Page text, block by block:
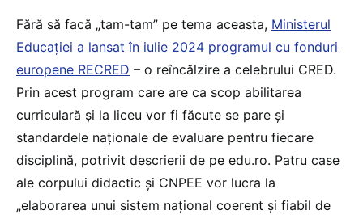
Fără să facă „tam-tam” pe tema aceasta, Ministerul
Educației a lansat în iulie 2024 programul cu fonduri
europene RECRED – o reîncălzire a celebrului CRED.
Prin acest program care are ca scop abilitarea
curriculară și la liceu vor fi făcute se pare și
standardele naționale de evaluare pentru fiecare
disciplină, potrivit descrierii de pe edu.ro. Patru case
ale corpului didactic și CNPEE vor lucra la
„elaborarea unui sistem național coerent și fiabil de